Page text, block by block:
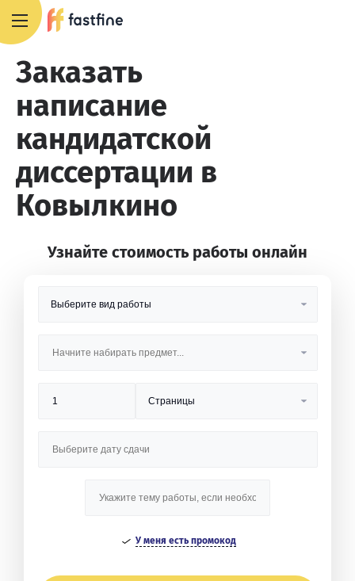
Заказать
написание
кандидатской
диссертации в
Ковылкино
Узнайте стоимость работы онлайн
У меня есть промокод